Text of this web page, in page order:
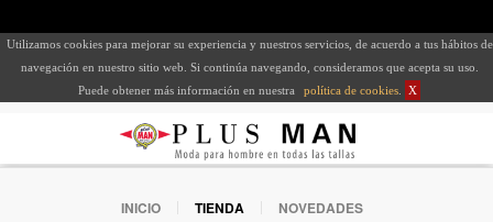
Utilizamos cookies para mejorar su experiencia y nuestros servicios, de acuerdo a tus hábitos de
navegación en nuestro sitio web. Si continúa navegando, consideramos que acepta su uso.
Puede obtener más información en nuestra
política de cookies X
INICIO TIENDA
NOVEDADES